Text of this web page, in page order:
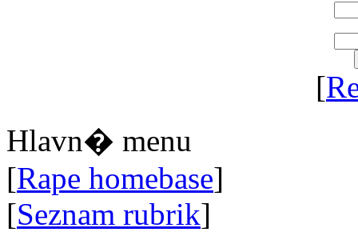
[
Hlavn� menu
[Rape homebase]
[Seznam rubrik]